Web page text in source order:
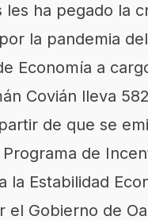
les ha pegado la
la pandemia
Economía a
Covián lleva
de que se
de
la Estabilidad
el Gobierno de